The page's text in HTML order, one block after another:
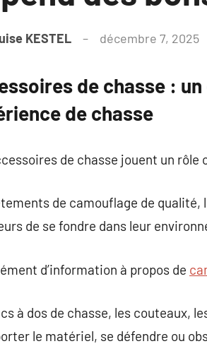
KESTEL décembre 7, 2025
de chasse :
de chasse
de chasse jouent un
de camouflage de
de se fondre dans leur
d’information à propos de
à dos de chasse, les couteaux,
le matériel, se défendre ou